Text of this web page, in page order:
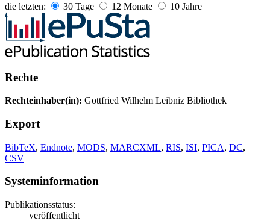
die letzten: 30 Tage 12 Monate 10 Jahre
Rechte
Rechteinhaber(in): Gottfried Wilhelm Leibniz Bibliothek
Export
BibTeX, Endnote, MODS, MARCXML, RIS, ISI, PICA, DC,
CSV
Systeminformation
Publikationsstatus:
veröffentlicht